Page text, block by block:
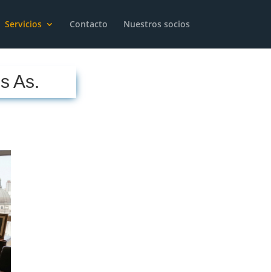
Servicios Contacto Nuestros socios
As.